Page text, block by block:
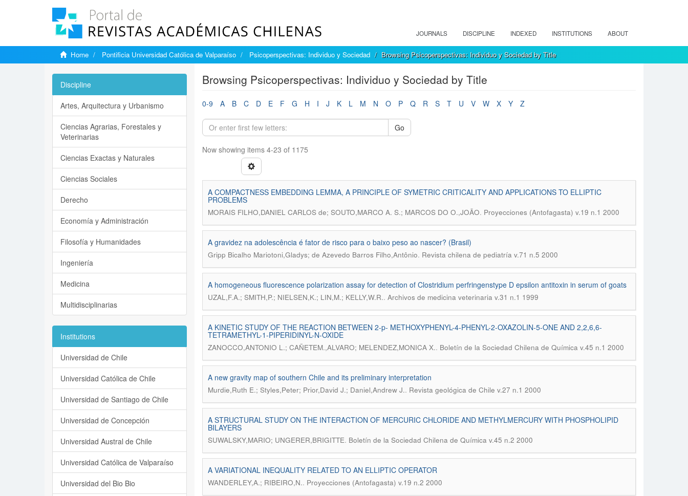
JOURNALS DISCIPLINE INDEXED INSTITUTIONS ABOUT
Home Pontificia Universidad Católica de Valparaíso Psicoperspectivas: Individuo y Sociedad Browsing Psicoperspectivas: Individuo y Sociedad by Title
Browsing Psicoperspectivas: Individuo y Sociedad by Title
0-9 A B C D E F G H I J K L M N O P Q R S T U V W X Y Z
Go
Now showing items 4-23 of 1175
A COMPACTNESS EMBEDDING LEMMA, A PRINCIPLE OF SYMETRIC CRITICALITY AND APPLICATIONS TO ELLIPTIC
PROBLEMS
MORAIS FILHO,DANIEL CARLOS de; SOUTO,MARCO A. S.; MARCOS DO O.,JOÃO. Proyecciones (Antofagasta) v.19 n.1 2000
A gravidez na adolescência é fator de risco para o baixo peso ao nascer? (Brasil)
Gripp Bicalho Mariotoni,Gladys; de Azevedo Barros Filho,Antônio. Revista chilena de pediatría v.71 n.5 2000
A homogeneous fluorescence polarization assay for detection of Clostridium perfringenstype D epsilon antitoxin in serum of goats
UZAL,F.A.; SMITH,P.; NIELSEN,K.; LIN,M.; KELLY,W.R.. Archivos de medicina veterinaria v.31 n.1 1999
A KINETIC STUDY OF THE REACTION BETWEEN 2-p- METHOXYPHENYL-4-PHENYL-2-OXAZOLIN-5-ONE AND 2,2,6,6-
TETRAMETHYL-1-PIPERIDINYL-N-OXIDE
ZANOCCO,ANTONIO L.; CAÑETEM.,ALVARO; MELENDEZ,MONICA X.. Boletín de la Sociedad Chilena de Química v.45 n.1 2000
A new gravity map of southern Chile and its preliminary interpretation
Murdie,Ruth E.; Styles,Peter; Prior,David J.; Daniel,Andrew J.. Revista geológica de Chile v.27 n.1 2000
A STRUCTURAL STUDY ON THE INTERACTION OF MERCURIC CHLORIDE AND METHYLMERCURY WITH PHOSPHOLIPID
BILAYERS
SUWALSKY,MARIO; UNGERER,BRIGITTE. Boletín de la Sociedad Chilena de Química v.45 n.2 2000
A VARIATIONAL INEQUALITY RELATED TO AN ELLIPTIC OPERATOR
WANDERLEY,A.; RIBEIRO,N.. Proyecciones (Antofagasta) v.19 n.2 2000
Discipline
Artes, Arquitectura y Urbanismo
Ciencias Agrarias, Forestales y
Veterinarias
Ciencias Exactas y Naturales
Ciencias Sociales
Derecho
Economía y Administración
Filosofía y Humanidades
Ingeniería
Medicina
Multidisciplinarias
Institutions
Universidad de Chile
Universidad Católica de Chile
Universidad de Santiago de Chile
Universidad de Concepción
Universidad Austral de Chile
Universidad Católica de Valparaíso
Universidad del Bio Bio